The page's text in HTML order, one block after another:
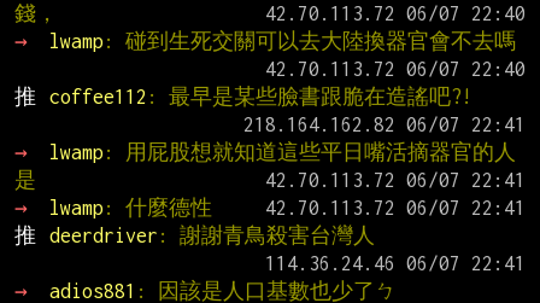
錢，
→
lwamp : 碰到生死交關可以去大陸換器官會不去嗎
推
coffee112 : 最早是某些臉書跟脆在造謠吧?!
→
lwamp : 用屁股想就知道這些平日嘴活摘器官的人
是
→
lwamp : 什麼德性
推
deerdriver : 謝謝青鳥殺害台灣人
→
adios881 : 因該是人口基數也少了ㄅ